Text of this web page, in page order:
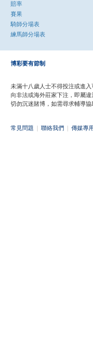
賠率
賽果
騎師分場表
練馬師分場表
博彩要有節制
未滿十八歲人士不得投注或進入
向非法或海外莊家下注，即屬違
切勿沉迷賭博，如需尋求輔導
常見問題 聯絡我們 傳媒專